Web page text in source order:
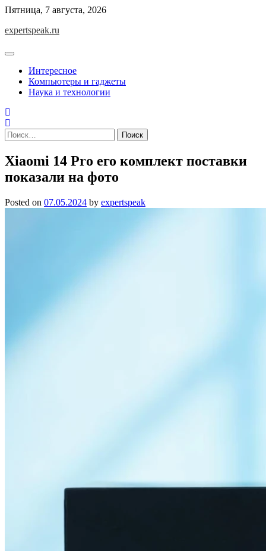
Skip
content
Пятница, 7 августа, 2026
expertspeak.ru
Интересное
Компьютеры и гаджеты
Наука и технологии
Найти:
Xiaomi 14 Pro его комплект поставки
показали на фото
Posted on 07.05.2024 by expertspeak